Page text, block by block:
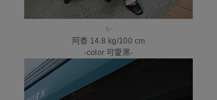
✨
阿香 14.8 kg/100 cm
-color 可愛黑-